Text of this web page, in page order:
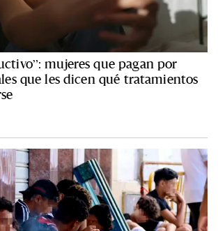
mujeres que pagan por
que les dicen qué tratamientos